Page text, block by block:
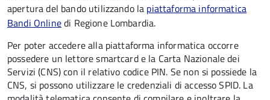
apertura del bando utilizzando la piattaforma informatica
Bandi Onlinedi Regione Lombardia.
Per poter accedere alla piattaforma informatica occorre
possedere un lettore smartcard e la Carta Nazionale dei
Servizi (CNS) con il relativo codice PIN. Se non si possiede la
CNS, si possono utilizzare le credenziali di accesso SPID. La